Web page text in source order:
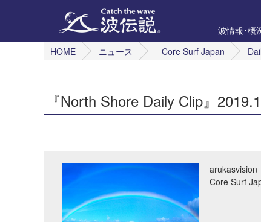
波情報･概
HOME
ニュース Core Surf Japan
『North Shore Daily Clip』
arukasvision
Core Surf